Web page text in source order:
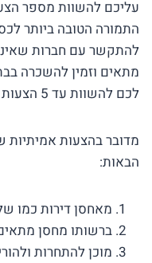
עליכם להשוות מספר
התמורה הטובה ביותר
להתקשר עם חברות
לכם להשוות עד 5 הצעות מחיר זולות בתוך דקות.
מדובר בהצעות אמיתיות
הבאות:
מאחסן דירות כמו
ברשותו מחסן
מוכן להתחרות